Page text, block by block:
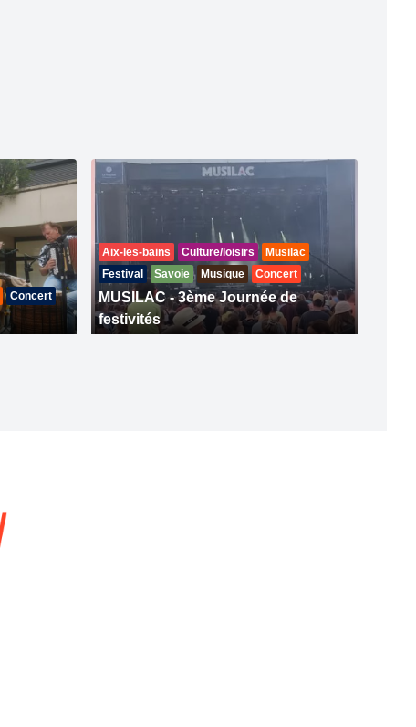
Concert
Aix-les-bains Culture/loisirs
Musilac
Festival
Savoie Musique Concert
MUSILAC - 3ème Journée de
festivités